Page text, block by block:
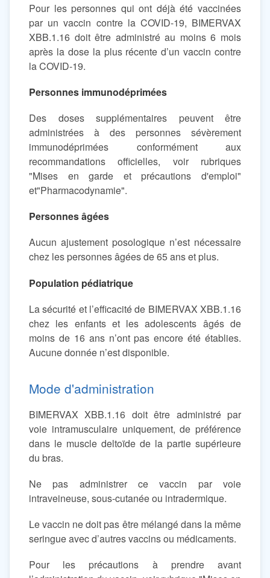
Pour les personnes qui ont déjà été vaccinées
par un vaccin contre la COVID-19, BIMERVAX
XBB.1.16 doit être administré au moins 6 mois
après la dose la plus récente d’un vaccin contre
la COVID-19.
Personnes immunodéprimées
Des doses supplémentaires peuvent être
administrées à des personnes sévèrement
immunodéprimées conformément aux
recommandations officielles, voir rubriques
"Mises en garde et précautions d'emploi"
et"Pharmacodynamie".
Personnes âgées
Aucun ajustement posologique n’est nécessaire
chez les personnes âgées de 65 ans et plus.
Population pédiatrique
La sécurité et l’efficacité de BIMERVAX XBB.1.16
chez les enfants et les adolescents âgés de
moins de 16 ans n’ont pas encore été établies.
Aucune donnée n’est disponible.
Mode d'administration
BIMERVAX XBB.1.16 doit être administré par
voie intramusculaire uniquement, de préférence
dans le muscle deltoïde de la partie supérieure
du bras.
Ne pas administrer ce vaccin par voie
intraveineuse, sous-cutanée ou intradermique.
Le vaccin ne doit pas être mélangé dans la même
seringue avec d’autres vaccins ou médicaments.
Pour les précautions à prendre avant